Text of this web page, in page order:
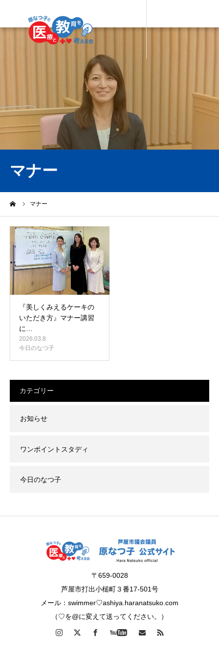
マナー
マナー
『美しくみえるケーキの
いただき方』マナー講習
に…
2026.03.8
今日のなつ子
カテゴリー
お知らせ
ワンポイントスタディ
今日のなつ子
〒659-0028
芦屋市打出小槌町３番17-501号
メール：swimmer♡ashiya.haranatsuko.com
（♡を@に変えて送ってください。）